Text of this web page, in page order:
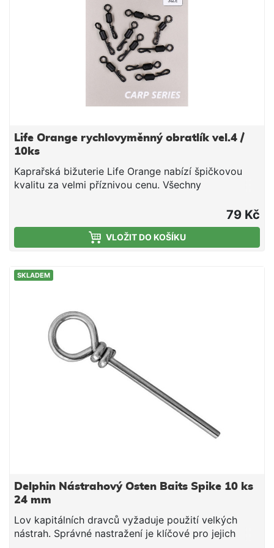
Life Orange rychlovyměnný obratlík vel.4 /
10ks
Kaprařská bižuterie Life Orange nabízí špičkovou
kvalitu za velmi příznivou cenu. Všechny
79 Kč
VLOŽIT DO KOŠÍKU
SKLADEM
Delphin Nástrahový Osten Baits Spike 10 ks
24 mm
Lov kapitálních dravců vyžaduje použití velkých
nástrah. Správné nastražení je klíčové pro jejich